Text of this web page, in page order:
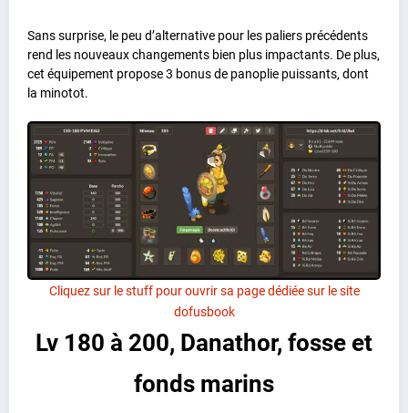
Sans surprise, le peu d’alternative pour les paliers précédents
rend les nouveaux changements bien plus impactants. De plus,
cet équipement propose 3 bonus de panoplie puissants, dont
la minotot.
Cliquez sur le stuff pour ouvrir sa page dédiée sur le site
dofusbook
Lv 180 à 200, Danathor, fosse et
fonds marins